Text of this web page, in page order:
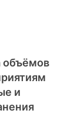
объёмов
и